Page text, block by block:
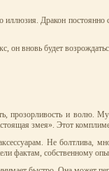
Дракон
он вновь будет
прозорливость и
змея». Этот
Не болтлива,
фактам, собственному